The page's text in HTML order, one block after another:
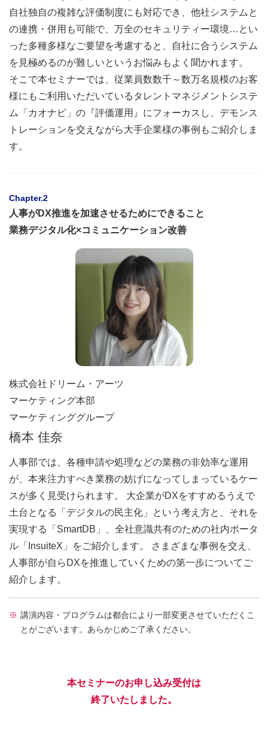
自社独自の複雑な評価制度にも対応でき、他社システムと
の連携・併用も可能で、万全のセキュリティー環境…とい
った多種多様なご要望を考慮すると、自社に合うシステム
を見極めるのが難しいというお悩みもよく聞かれます。
そこで本セミナーでは、従業員数数千～数万名規模のお客
様にもご利用いただいているタレントマネジメントシステ
ム「カオナビ」の『評価運用』にフォーカスし、デモンス
トレーションを交えながら大手企業様の事例もご紹介しま
す。
Chapter.2
人事がDX推進を加速させるためにできること
業務デジタル化×コミュニケーション改善
株式会社ドリーム・アーツ
マーケティング本部
マーケティンググループ
橋本 佳奈
人事部では、各種申請や処理などの業務の非効率な運用
が、本来注力すべき業務の妨げになってしまっているケー
スが多く見受けられます。 大企業がDXをすすめるうえで
土台となる「デジタルの民主化」という考え方と、それを
実現する「SmartDB」、全社意識共有のための社内ポータ
ル「InsuiteX」をご紹介します。 さまざまな事例を交え、
人事部が自らDXを推進していくための第一歩についてご
紹介します。
講演内容・プログラムは都合により一部変更させていただくこ
とがございます。あらかじめご了承ください。
本セミナーのお申し込み受付は
終了いたしました。